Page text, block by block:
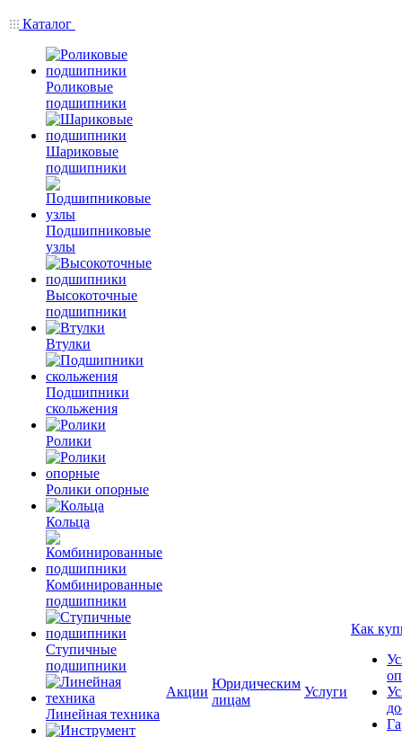
Каталог
Роликовые
подшипники
Шариковые
подшипники
Подшипниковые
узлы
Высокоточные
подшипники
Втулки
Подшипники
скольжения
Ролики
Ролики опорные
Кольца
Комбинированные
подшипники
Ступичные
подшипники
Линейная техника
Акции
Юридическим
лицам
Услуги
Как